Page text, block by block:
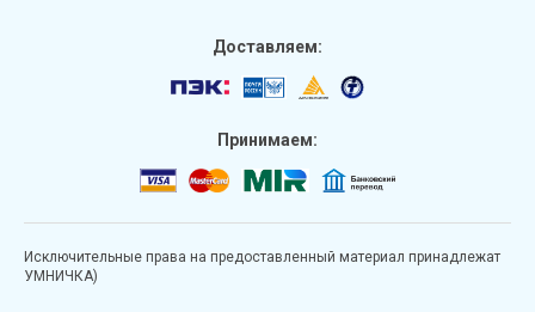
Доставляем:
Принимаем:
Исключительные права на предоставленный материал принадлежат
УМНИЧКА)